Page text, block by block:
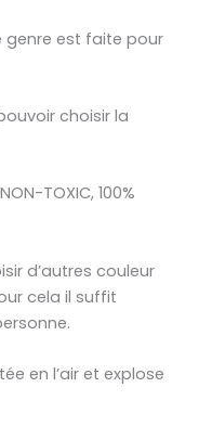
genre est faite pour
choisir la
TOXIC, 100%
d’autres couleur
cela il suffit
en l’air et explose